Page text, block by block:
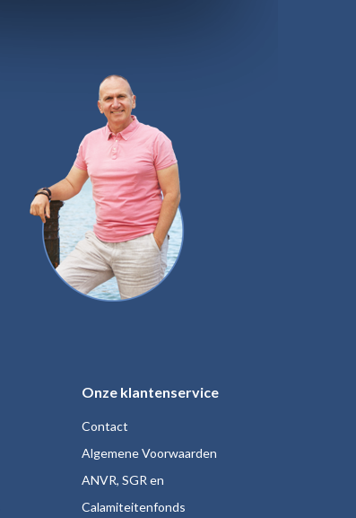
Onze klantenservice
Contact
Algemene Voorwaarden
ANVR, SGR en
Calamiteitenfonds